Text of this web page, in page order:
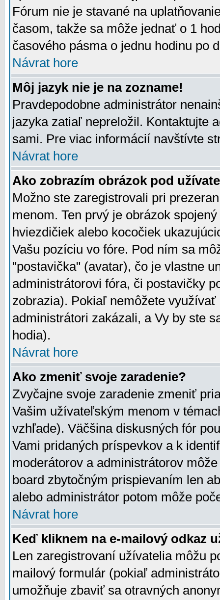
Fórum nie je stavané na
časom, takže sa môže jednať o 1
časového pásma o jednu hodinu po
Návrat hore
Môj jazyk nie je na zozname!
Pravdepodobne administrátor
jazyka zatiaľ nepreložil. Kontaktujte
sami. Pre viac informácií navštívte
Návrat hore
Ako zobrazím obrázok pod
Možno ste zaregistrovali pri
menom. Ten prvý je obrázok
hviezdičiek alebo kocočiek
Vašu pozíciu vo fóre. Pod ním sa
"postavička" (avatar), čo je vlastne
administrátorovi fóra, či postavičky
zobrazia). Pokiaľ nemôžete
administrátori zakázali, a Vy by ste
hodia).
Návrat hore
Ako zmeniť svoje zaradenie?
Zvyčajne svoje zaradenie zmeniť
Vašim užívateľským menom v
vzhľade). Väčšina diskusných fór
Vami pridaných príspevkov a k
moderátorov a administrátorov
board zbytočným prispievaním len
alebo administrátor potom môže
Návrat hore
Keď kliknem na e-mailový odkaz
Len zaregistrovaní užívatelia môžu
mailový formulár (pokiaľ
umožňuje zbaviť sa otravných